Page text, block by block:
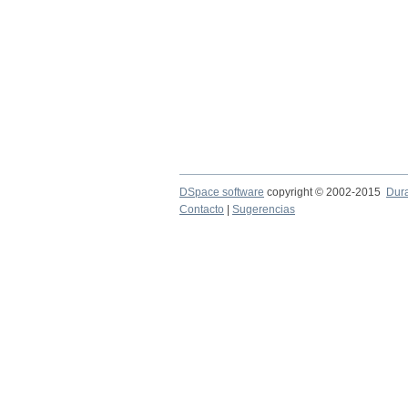
DSpace software copyright © 2002-2015
Contacto
Sugerencias